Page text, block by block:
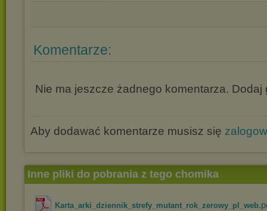
Komentarze:
Nie ma jeszcze żadnego komentarza. Dodaj
Aby dodawać komentarze musisz się
Inne pliki do pobrania z tego chomika
Karta_arki_dziennik_strefy_mutant_rok_zerowy_pl_web